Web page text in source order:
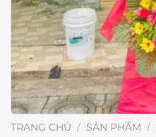
TRANG CHỦ / SẢN PHẨM /